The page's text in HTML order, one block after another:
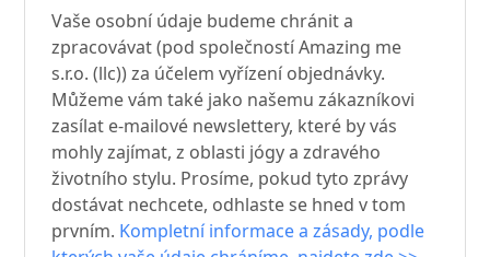
Vaše osobní údaje budeme chránit a
zpracovávat (pod společností Amazing me
s.r.o. (llc)) za účelem vyřízení objednávky.
Můžeme vám také jako našemu zákazníkovi
zasílat e-mailové newslettery, které by vás
mohly zajímat, z oblasti jógy a zdravého
životního stylu. Prosíme, pokud tyto zprávy
dostávat nechcete, odhlaste se hned v tom
prvním. Kompletní informace a zásady, podle